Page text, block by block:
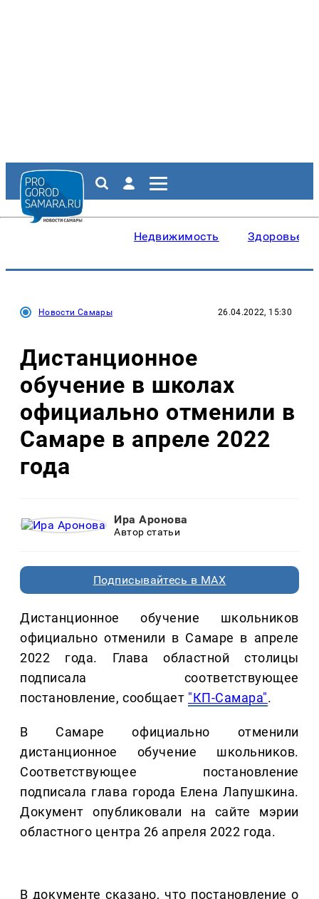
Недвижимость Здоровье
Новости Самары 26.04.2022, 15:30
Дистанционное
обучение в школах
официально отменили в
Самаре в апреле 2022
года
Ира Аронова
Автор статьи
Подписывайтесь в MAX
Дистанционное обучение школьников
официально отменили в Самаре в апреле
2022 года. Глава областной столицы
подписала соответствующее
постановление, сообщает "КП-Самара".
В Самаре официально отменили
дистанционное обучение школьников.
Соответствующее постановление
подписала глава города Елена Лапушкина.
Документ опубликовали на сайте мэрии
областного центра 26 апреля 2022 года.
В документе сказано, что постановление о